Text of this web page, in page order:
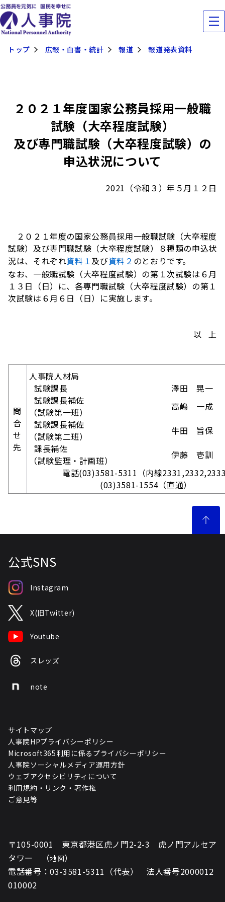
トップ 広報・白書・統計 報道 報道発表資料
２０２１年度国家公務員採用一般職
試験（大卒程度試験）
及び専門職試験（大卒程度試験）の
申込状況について
2021（令和３）年５月１２日
２０２１年度の国家公務員採用一般職試験（大卒程度
試験）及び専門職試験（大卒程度試験）８種類の申込状
況は、それぞれ資料１及び資料２ のとおりです。
なお、一般職試験（大卒程度試験）の第１次試験は６月
１３日（日）に、各専門職試験（大卒程度試験）の第１
次試験は６月６日（日）に実施します。
以 上
問
合
せ
先
人事院人材局
試験課長
澤田 晃一
試験課長補佐
（試験第一班）
高嶋 一成
試験課長補佐
（試験第二班）
牛田 旨保
課長補佐
（試験監理・計画班）
伊藤 壱訓
電話(03)3581-5311（内線
(03)3581-1554（直通）
公式SNS
Instagram
X(旧Twitter)
Youtube
スレッズ
note
サイトマップ
人事院HPプライバシーポリシー
Microsoft365利用に係るプライバシーポリシー
人事院ソーシャルメディア運用方針
ウェブアクセシビリティについて
利用規約・リンク・著作権
ご意見等
〒105-0001 東京都港区虎ノ門2-2-3 虎ノ門アルセア
タワー （地図）
電話番号：03-3581-5311（代表） 法人番号2000012
010002